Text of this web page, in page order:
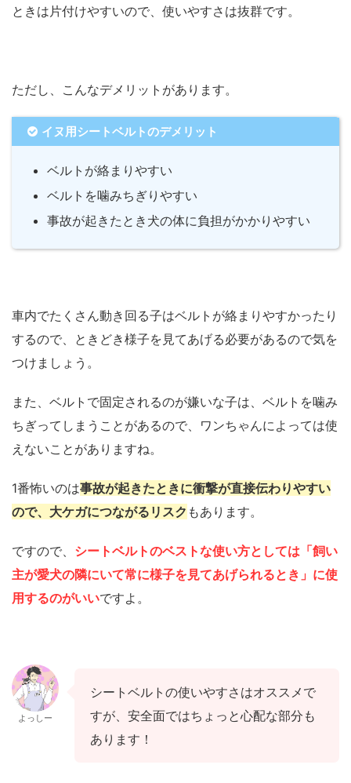
ときは片付けやすいので、使いやすさは抜群です。
ただし、こんなデメリットがあります。
イヌ用シートベルトのデメリット
ベルトが絡まりやすい
ベルトを噛みちぎりやすい
事故が起きたとき犬の体に負担がかかりやすい
車内でたくさん動き回る子はベルトが絡まりやすかったり
するので、ときどき様子を見てあげる必要があるので気を
つけましょう。
また、ベルトで固定されるのが嫌いな子は、ベルトを噛み
ちぎってしまうことがあるので、ワンちゃんによっては使
えないことがありますね。
1番怖いのは事故が起きたときに衝撃が直接伝わりやすい
ので、大ケガにつながるリスク もあります。
ですので、 シートベルトのベストな使い方としては「飼い
主が愛犬の隣にいて常に様子を見てあげられるとき」に使
用するのがいいですよ。
よっしー
シートベルトの使いやすさはオススメで
すが、安全面ではちょっと心配な部分も
あります！